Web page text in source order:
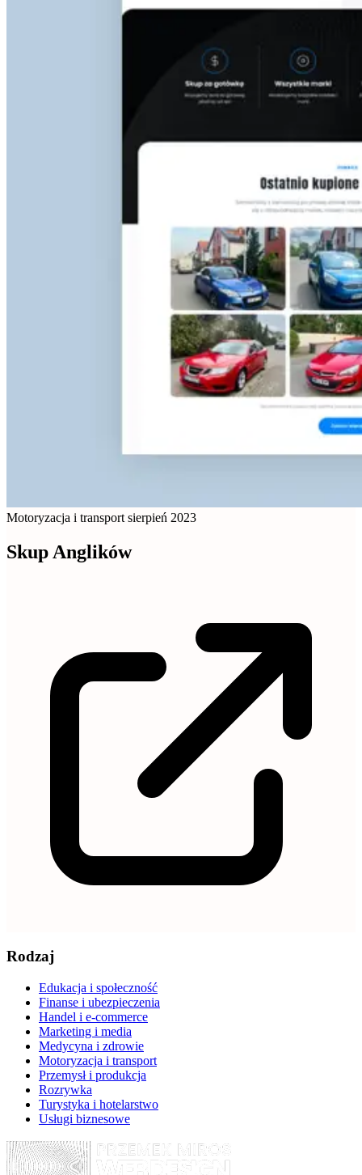
Motoryzacja i transportsierpień 2023
Skup Anglików
Rodzaj
Edukacja i społeczność
Finanse i ubezpieczenia
Handel i e-commerce
Marketing i media
Medycyna i zdrowie
Motoryzacja i transport
Przemysł i produkcja
Rozrywka
Turystyka i hotelarstwo
Usługi biznesowe